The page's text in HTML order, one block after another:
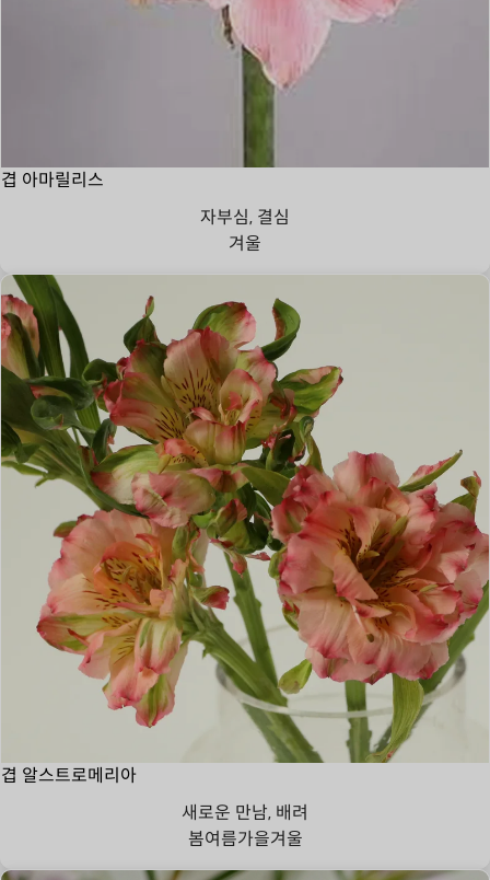
겹 아마릴리스
자부심, 결심
겨울
겹 알스트로메리아
새로운 만남, 배려
봄여름가을겨울